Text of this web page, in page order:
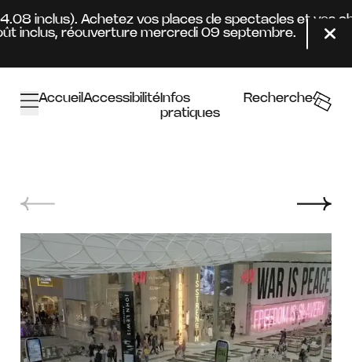
inclus). Achetez vos places de spectacles et vos
réouverture mercredi 09 septembre.
AccueilAccessibilitéInfos
pratiques
Recherche